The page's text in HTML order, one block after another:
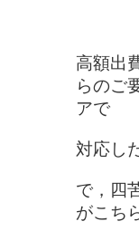
高額出
らのご
アで
対応し
で，四
がこち